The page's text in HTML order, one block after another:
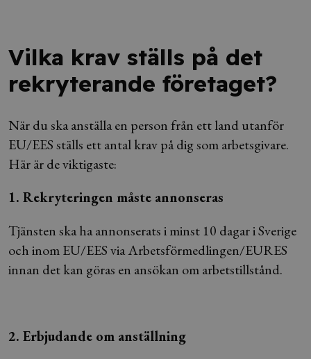
Vilka krav ställs på det
rekryterande företaget?
När du ska anställa en person från ett land utanför
EU/EES ställs ett antal krav på dig som arbetsgivare.
Här är de viktigaste:
1. Rekryteringen måste annonseras
Tjänsten ska ha annonserats i minst 10 dagar i Sverige
och inom EU/EES via Arbetsförmedlingen/EURES
innan det kan göras en ansökan om arbetstillstånd.
2. Erbjudande om anställning